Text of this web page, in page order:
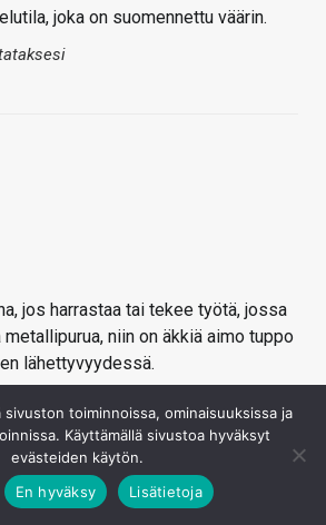
joka on suomennettu väärin.
jos harrastaa tai tekee työtä, jossa
niin on äkkiä aimo tuppo
lähettyvyydessä.
sivuston toiminnoissa, ominaisuuksissa ja
Käyttämällä sivustoa hyväksyt
evästeiden käytön.
En hyväksy Lisätietoja